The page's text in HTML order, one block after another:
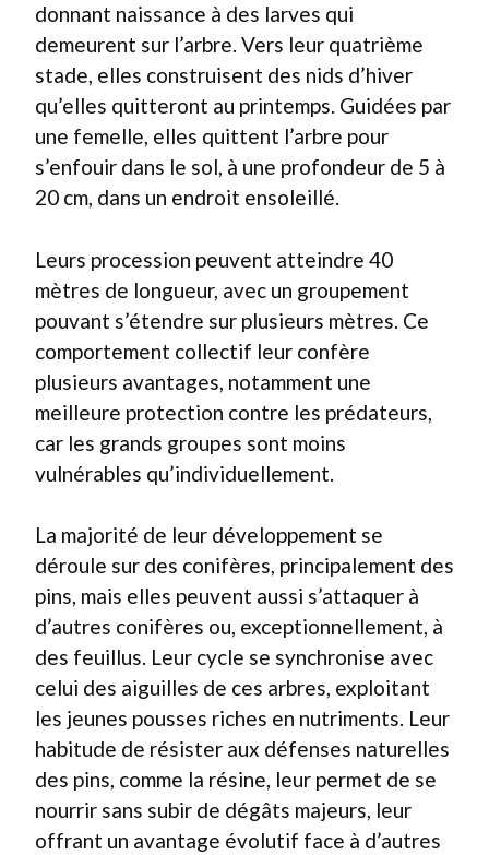
donnant naissance à des larves qui
demeurent sur l’arbre. Vers leur quatrième
stade, elles construisent des nids d’hiver
qu’elles quitteront au printemps. Guidées par
une femelle, elles quittent l’arbre pour
s’enfouir dans le sol, à une profondeur de 5 à
20 cm, dans un endroit ensoleillé.
Leurs procession peuvent atteindre 40
mètres de longueur, avec un groupement
pouvant s’étendre sur plusieurs mètres. Ce
comportement collectif leur confère
plusieurs avantages, notamment une
meilleure protection contre les prédateurs,
car les grands groupes sont moins
vulnérables qu’individuellement.
La majorité de leur développement se
déroule sur des conifères, principalement des
pins, mais elles peuvent aussi s’attaquer à
d’autres conifères ou, exceptionnellement, à
des feuillus. Leur cycle se synchronise avec
celui des aiguilles de ces arbres, exploitant
les jeunes pousses riches en nutriments. Leur
habitude de résister aux défenses naturelles
des pins, comme la résine, leur permet de se
nourrir sans subir de dégâts majeurs, leur
offrant un avantage évolutif face à d’autres